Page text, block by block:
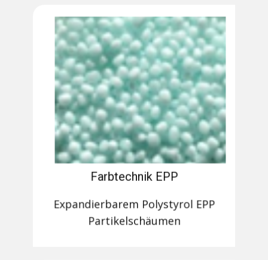
Farbtechnik EPP
Expandierbarem Polystyrol EPP
Partikelschäumen